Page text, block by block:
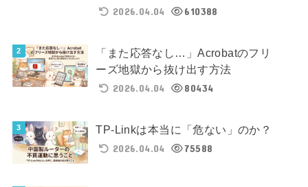
2026.04.04
610388
「また応答なし…」Acrobatのフリ
ーズ地獄から抜け出す方法
2026.04.04
80434
TP-Linkは本当に「危ない」のか？
2026.04.04
75588